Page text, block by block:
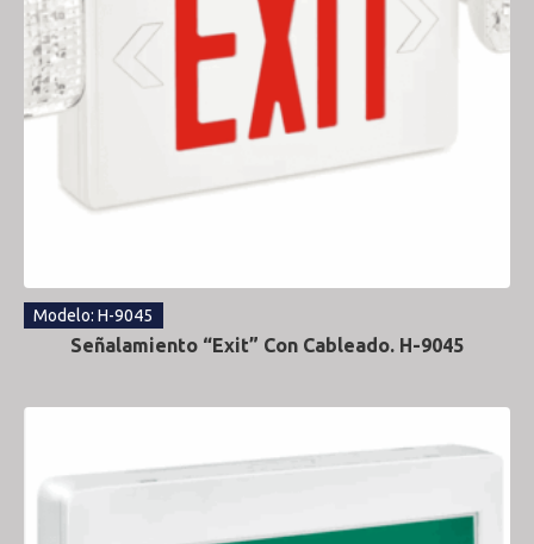
Modelo: H-9045
Señalamiento “Exit” Con Cableado. H-9045